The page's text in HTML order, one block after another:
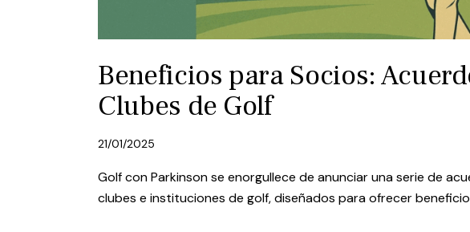
Beneficios para Socios:
Clubes de Golf
21/01/2025
Golf con Parkinson se enorgullece de anunciar una serie de
clubes e instituciones de golf, diseñados para ofrecer